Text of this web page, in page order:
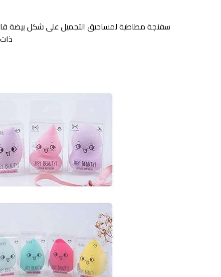
سفنجة مطاطية لمساحيق التجميل على شكل بيضة